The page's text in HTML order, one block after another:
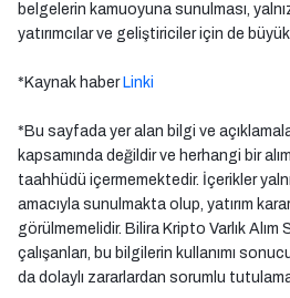
belgelerin kamuoyuna sunulması,
yatırımcılar ve geliştiriciler için de
*Kaynak haber Linki
*Bu sayfada yer alan bilgi ve
kapsamında değildir ve herhangi bir
taahhüdü içermemektedir. İçerikler
amacıyla sunulmakta olup, yatırım
görülmemelidir. Bilira Kripto Varlık Alım
çalışanları, bu bilgilerin kullanımı
da dolaylı zararlardan sorumlu